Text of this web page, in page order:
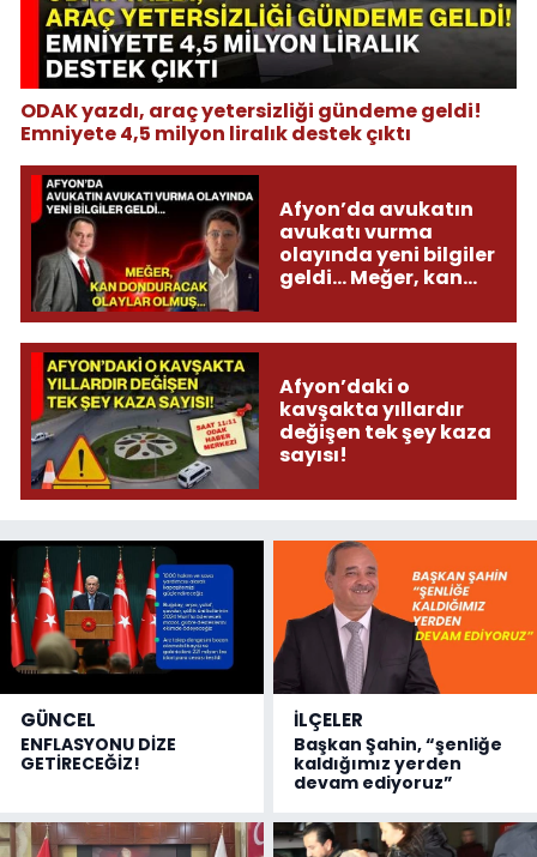
ODAK yazdı, araç yetersizliği gündeme geldi!
Emniyete 4,5 milyon liralık destek çıktı
Afyon’da avukatın
avukatı vurma
olayında yeni bilgiler
geldi... Meğer, kan
olmuş...
Afyon’daki o
kavşakta yıllardır
değişen tek şey kaza
sayısı!
GÜNCEL
ENFLASYONU DİZE
GETİRECEĞİZ!
İLÇELER
Başkan Şahin, “şenliğe
kaldığımız yerden
devam ediyoruz”